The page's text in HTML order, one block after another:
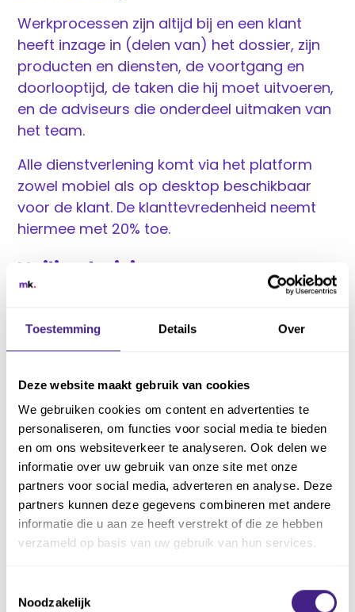
Toestemming Details Over
Deze website maakt gebruik van cookies
We gebruiken cookies om content en advertenties te
personaliseren, om functies voor social media te bieden
en om ons websiteverkeer te analyseren. Ook delen we
informatie over uw gebruik van onze site met onze
partners voor social media, adverteren en analyse. Deze
partners kunnen deze gegevens combineren met andere
informatie die u aan ze heeft verstrekt of die ze hebben
verzameld op basis van uw gebruik van hun services.
Noodzakelijk
Werkprocessen zijn altijd bij en een klant
heeft inzage in (delen van) het dossier, zijn
producten en diensten, de voortgang en
doorlooptijd, de taken die hij moet uitvoeren,
en de adviseurs die onderdeel uitmaken van
het team.
Alle dienstverlening komt via het platform
zowel mobiel als op desktop beschikbaar
voor de klant. De klanttevredenheid neemt
hiermee met 20% toe.
Heilige huisjes
spelen in de
weerstandtegen nieuwe
werkwijzen. Dit gebeurt met name wanneer
of kwijtraken van een werkwijze niet kunnen
leggen met de verbetering die optreedt als
gevolg van een veranderende werkwijze.
Bij een heilig huisje is het belang dat een
medewerker hecht aan de oude werkwijze
immers extra hoog; daar zal een ander en
hoger (kantoor) belang tegenover moeten
staan. De medewerker zal overtuigd willen
persoonlijk als voordeel gaat geven: “
What’s